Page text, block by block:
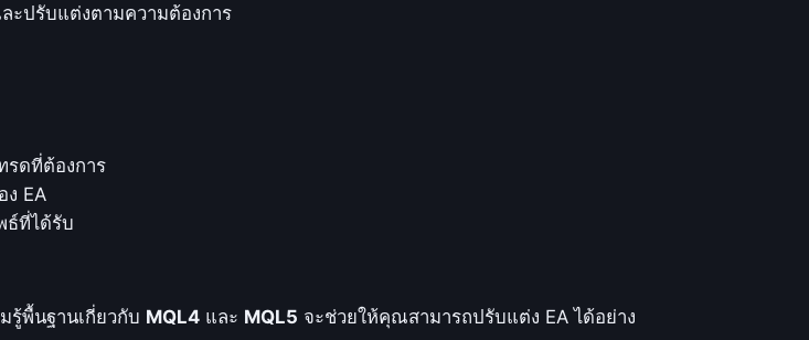
ะปรับแต่งตามความต้องการ
รดที่ต้องการ
ง EA
ธ์ที่ได้รับ
รู้พื้นฐานเกี่ยวกับ MQL4 และ MQL5 จะช่วยให้คุณสามารถปรับแต่ง EA ได้อย่าง